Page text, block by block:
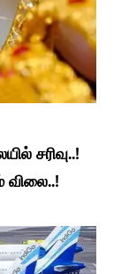
சரிவு..!
விலை..!